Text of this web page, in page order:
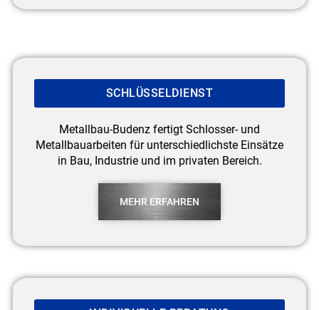
SCHLÜSSELDIENST
Metallbau-Budenz fertigt Schlosser- und
Metallbauarbeiten für unterschiedlichste Einsätze
in Bau, Industrie und im privaten Bereich.
MEHR ERFAHREN